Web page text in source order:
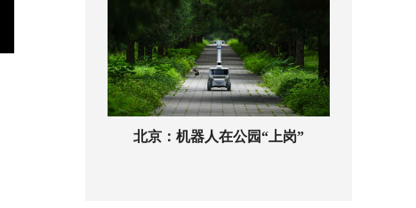
北京：机器人在公园“上岗”